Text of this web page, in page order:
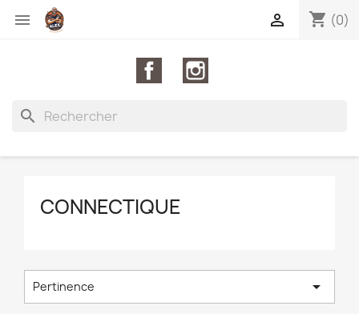
 shopping_cart (0)

Facebook
search
CONNECTIQUE
Pertinence 